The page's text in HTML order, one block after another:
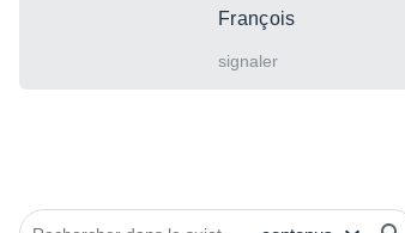
François
signaler